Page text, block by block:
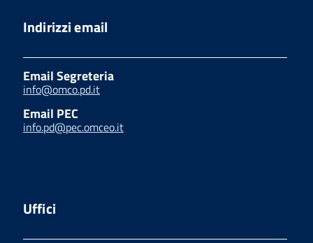
Indirizzi email
Email Segreteria
info@omco.pd.it
Email PEC
info.pd@pec.omceo.it
Uffici